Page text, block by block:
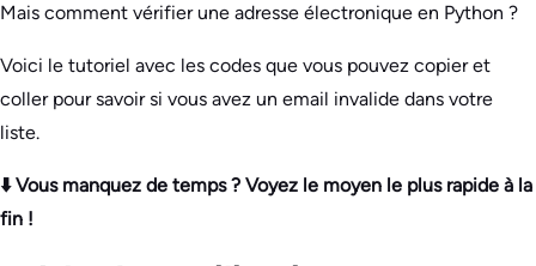
Mais comment vérifier une adresse électronique en Python ?
Voici le tutoriel avec les codes que vous pouvez copier et
coller pour savoir si vous avez un email invalide dans votre
liste.
⬇️ Vous manquez de temps ? Voyez le moyen le plus rapide à la
fin !